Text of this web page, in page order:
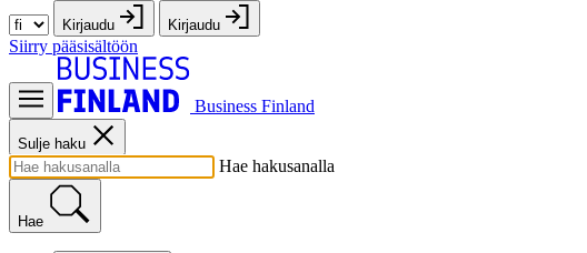
Kirjaudu Kirjaudu
Siirry pääsisältöön
Business Finland
Sulje haku
Hae hakusanalla
Hae